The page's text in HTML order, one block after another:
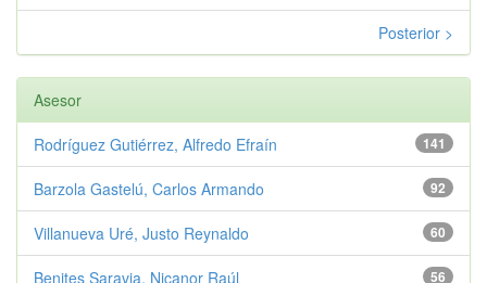
Posterior >
Asesor
141
Rodríguez Gutiérrez, Alfredo Efraín
92
Barzola Gastelú, Carlos Armando
60
Villanueva Uré, Justo Reynaldo
56
Benites Saravia, Nicanor Raúl